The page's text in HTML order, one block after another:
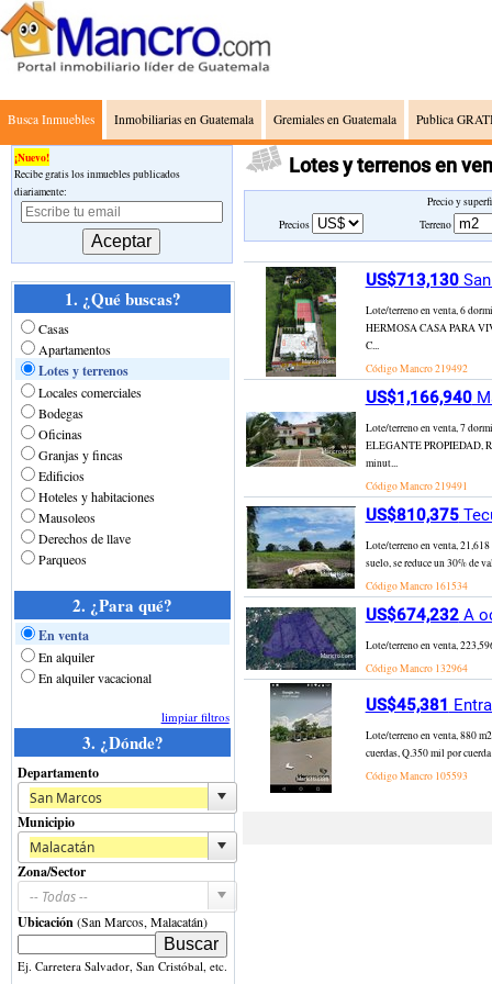
Busca Inmuebles Inmobiliarias en Guatemala Gremiales en Guatemala Publica
Lotes y terrenos en
Precio y
Precios
Terreno
US$713,130San
Lote/terreno en venta, 6
HERMOSA CASA PARA
C...
Código Mancro219492
US$1,166,940
Lote/terreno en venta, 7
ELEGANTE PROPIEDAD,
minut...
Código Mancro219491
US$810,375
Lote/terreno en venta,
suelo, se reduce un 30% de
Código Mancro 161534
US$674,232A
Lote/terreno en venta,
Código Mancro 132964
US$45,381
Lote/terreno en venta, 880
cuerdas, Q.350 mil por
Código Mancro 105593
¡Nuevo!
Recibe gratis los inmuebles publicados
diariamente:
1. ¿Qué buscas?
Casas
Apartamentos
Lotes y terrenos
Locales comerciales
Bodegas
Oficinas
Granjas y fincas
Edificios
Hoteles y habitaciones
Mausoleos
Derechos de llave
Parqueos
2. ¿Para qué?
En venta
En alquiler
En alquiler vacacional
limpiar filtros
3. ¿Dónde?
Departamento
Municipio
Zona/Sector
Ubicación(San Marcos, Malacatán)
Ej. Carretera Salvador, San Cristóbal, etc.